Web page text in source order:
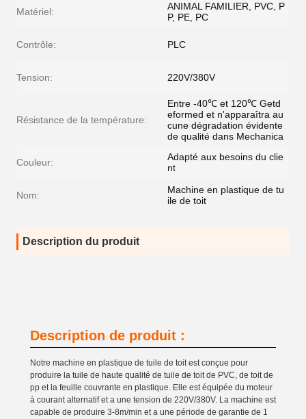
Matériel:
ANIMAL FAMILIER, PVC, P
P, PE, PC
Contrôle: PLC
Tension: 220V/380V
Résistance de la température:
Entre -40℃ et 120℃ Getd
eformed et n'apparaîtra au
cune dégradation évidente
de qualité dans Mechanica
Couleur:
Adapté aux besoins du clie
nt
Nom:
Machine en plastique de tu
ile de toit
Description du produit
Description de produit :
Notre machine en plastique de tuile de toit est conçue pour
produire la tuile de haute qualité de tuile de toit de PVC, de toit de
pp et la feuille couvrante en plastique. Elle est équipée du moteur
à courant alternatif et a une tension de 220V/380V. La machine est
capable de produire 3-8m/min et a une période de garantie de 1